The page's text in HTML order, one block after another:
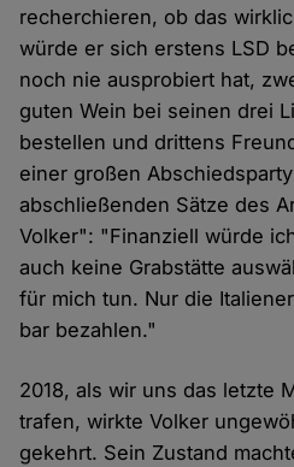
recherchieren, ob das
würde er sich erstens LSD
noch nie ausprobiert hat,
guten Wein bei seinen drei
bestellen und drittens
einer großen
abschließenden Sätze des
Volker": "Finanziell würde
auch keine Grabstätte
für mich tun. Nur die
bar bezahlen."
2018, als wir uns das letzte
trafen, wirkte Volker
gekehrt. Sein Zustand